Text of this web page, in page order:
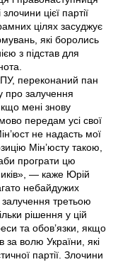
цієї партії
цілях засуджує
які боролись
з підстав для
переконаний пан
залучення
мені знову
передам усі свої
не надасть мої
Мін’юсту такою,
програти цю
— каже Юрій
небайдужих
третьою
рішення у цій
та обов’язки, якщо
волю України, які
партії. Злочини